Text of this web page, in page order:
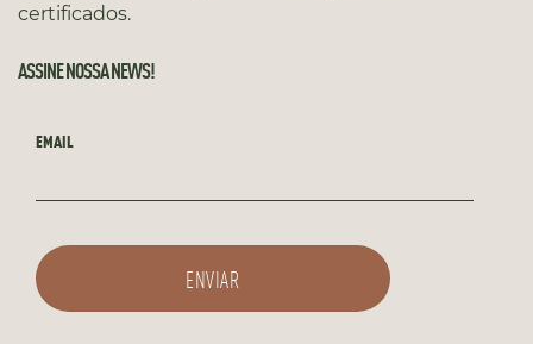
certificados.
ASSINE NOSSA NEWS!
EMAIL